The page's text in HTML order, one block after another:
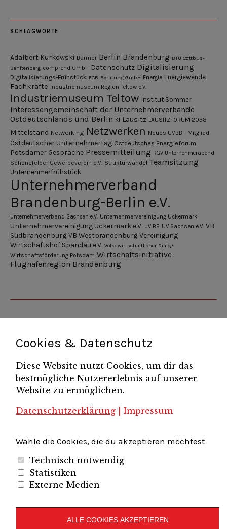
SCHLAGWORTE
Adalbert Kurkowski Barmer Berlin Brandenburg BTU Cottbus-
Senftenberg comprend GmbH Datenschutz Digitalisierung
Digitalisierungs-Frühstück ECB-Beratung GmbH Energie Energiewende
Fachkräfte Industriemuseum Region Teltow e.V.
Industriemuseum Teltow Institut Sommer
Interessengemeinschaft der Unternehmerverbände
Ostdeutschlands und Berlin KI Lausitz LAUSITZFORUM 2038
Mittelstand Networking Netzwerken Neues UVBB - Mitglied
Ostdeutscher Unternehmertag Ostdeutsches Energieforum
Potsdamer Gespräche Pressemitteilung RGV Unternehmerabend
Schönefelder Gewerbeverein e.V. Strukturwandel Teamsitzung
Unternehmerfrühstück
Unternehmerverband
Brandenburg-Berlin e.V.
Unternehmerverband Sachsen e.V. Unternehmervereinigung Uckermark
Unternehmervereinigung Uckermark e.V. UV BB UV Sachsen e.V. VB
Südbrandenburg VB Westbrandenburg Vereinigung
Wirtschaftshof Spandau e.V. Volkswirtschaftlicher Dialog
Wirtschaftsförderung Potsdam Wirtschaftsinitiative
Flughafenregion Brandenburg
LinkedInInstagramSlideshare
Youtube
RSS
Stolz präsentiert vonWordPress
Cookies & Datenschutz
Diese Website nutzt Cookies, um dir das
bestmögliche Nutzererlebnis auf unserer
Website zu ermöglichen.
Datenschutzerklärung
Impressum
Wähle die Cookies, die du akzeptieren möchtest
Technisch notwendig
Statistiken
Externe Medien
ALLE COOKIES AKZEPTIEREN